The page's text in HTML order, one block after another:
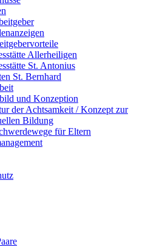
Allerheiligen
St. Antonius
St. Bernhard
und Konzeption
der Achtsamkeit / Konzept zur
Bildung
für Eltern